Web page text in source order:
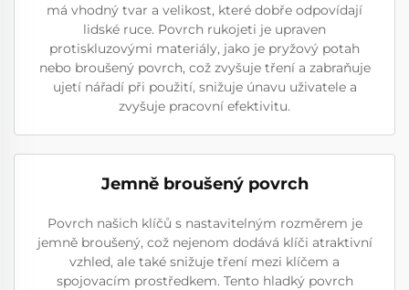
má vhodný tvar a velikost, které dobře odpovídají
lidské ruce. Povrch rukojeti je upraven
protiskluzovými materiály, jako je pryžový potah
nebo broušený povrch, což zvyšuje tření a zabraňuje
ujetí nářadí při použití, snižuje únavu uživatele a
zvyšuje pracovní efektivitu.
Jemně broušený povrch
Povrch našich klíčů s nastavitelným rozměrem je
jemně broušený, což nejenom dodává klíči atraktivní
vzhled, ale také snižuje tření mezi klíčem a
spojovacím prostředkem. Tento hladký povrch